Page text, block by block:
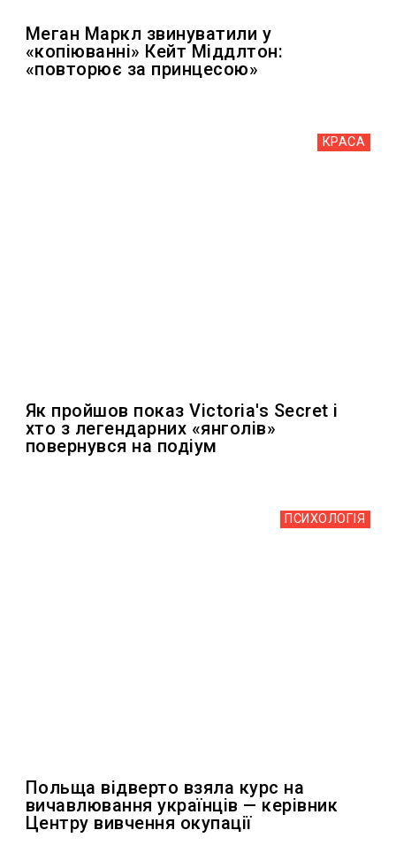
Меган Маркл звинуватили у
«копіюванні» Кейт Міддлтон:
«повторює за принцесою»
КРАСА
Як пройшов показ Victoria's Secret і
хто з легендарних «янголів»
повернувся на подіум
ПСИХОЛОГІЯ
Польща відверто взяла курс на
вичавлювання українців — керівник
Центру вивчення окупації